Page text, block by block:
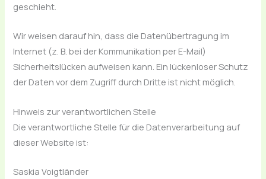
geschieht.
Wir weisen darauf hin, dass die Datenübertragung im
Internet (z. B. bei der Kommunikation per E-Mail)
Sicherheitslücken aufweisen kann. Ein lückenloser Schutz
der Daten vor dem Zugriff durch Dritte ist nicht möglich.
Hinweis zur verantwortlichen Stelle
Die verantwortliche Stelle für die Datenverarbeitung auf
dieser Website ist:
Saskia Voigtländer